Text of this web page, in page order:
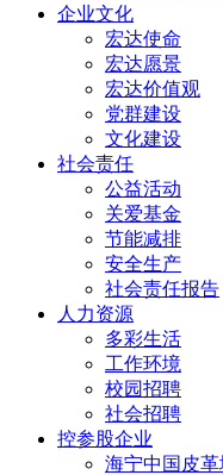
企业文化
宏达使命
宏达愿景
宏达价值观
党群建设
文化建设
社会责任
公益活动
关爱基金
节能减排
安全生产
社会责任报告
人力资源
多彩生活
工作环境
校园招聘
社会招聘
控参股企业
海宁中国皮革